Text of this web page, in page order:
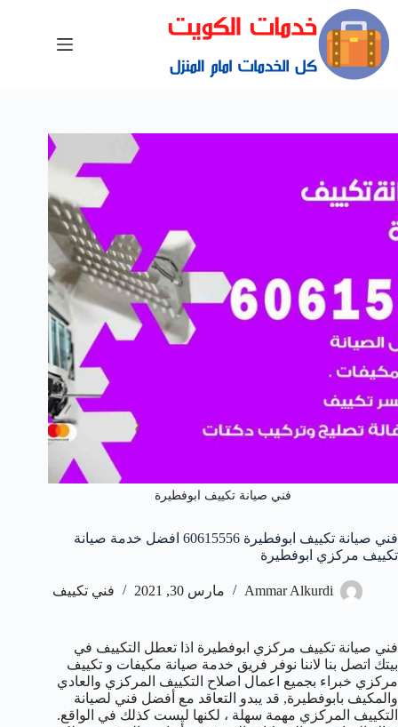
فني صيانة تكييف ابوفطيرة
فني صيانة تكييف ابوفطيرة 60615556 افضل خدمة صيانة
تكييف مركزي ابوفطيرة
Ammar Alkurdi مارس 30, 2021 فني تكييف
فني صيانة تكييف مركزي ابوفطيرة اذا تعطل التكييف في
بيتك اتصل بنا لاننا نوفر فريق خدمة صيانة مكيفات و تكييف
مركزي خبراء بجميع اعمال اصلاح التكييف المركزي والعادي
والمكيف بابوفطيرة, قد يبدو التعاقد مع أفضل فني لصيانة
التكييف المركزي مهمة سهلة ، لكنها ليست كذلك في الواقع.